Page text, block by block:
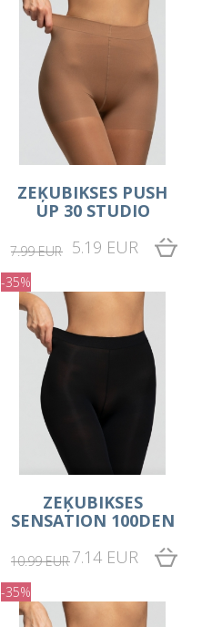
ZEĶUBIKSES PUSH
UP 30 STUDIO
7.99 EUR 5.19 EUR
-35%
ZEĶUBIKSES
SENSATION 100DEN
10.99 EUR7.14 EUR
-35%